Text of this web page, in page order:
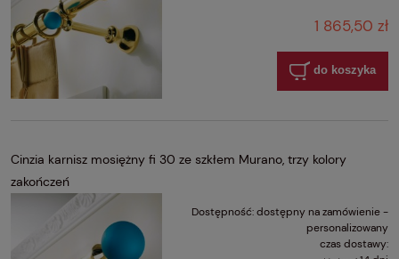
1 865,50 zł
do koszyka
Cinzia karnisz mosiężny fi 30 ze szkłem Murano, trzy kolory
zakończeń
Dostępność:dostępny na zamówienie -
personalizowany
czas dostawy: